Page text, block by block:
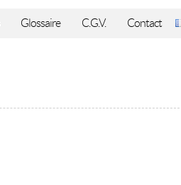
Glossaire C.G.V. Contact